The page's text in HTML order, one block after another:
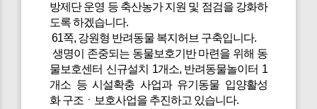
방제단 운영 등 축산농가 지원 및 점검을 강화하
도록 하겠습니다.
61쪽, 강원형 반려동물 복지허브 구축입니다.
생명이 존중되는 동물보호기반 마련을 위해 동
물보호센터 신규설치 1개소, 반려동물놀이터 1
개소 등 시설확충 사업과 유기동물 입양활성
화 구조ㆍ보호사업을 추진하고 있습니다.